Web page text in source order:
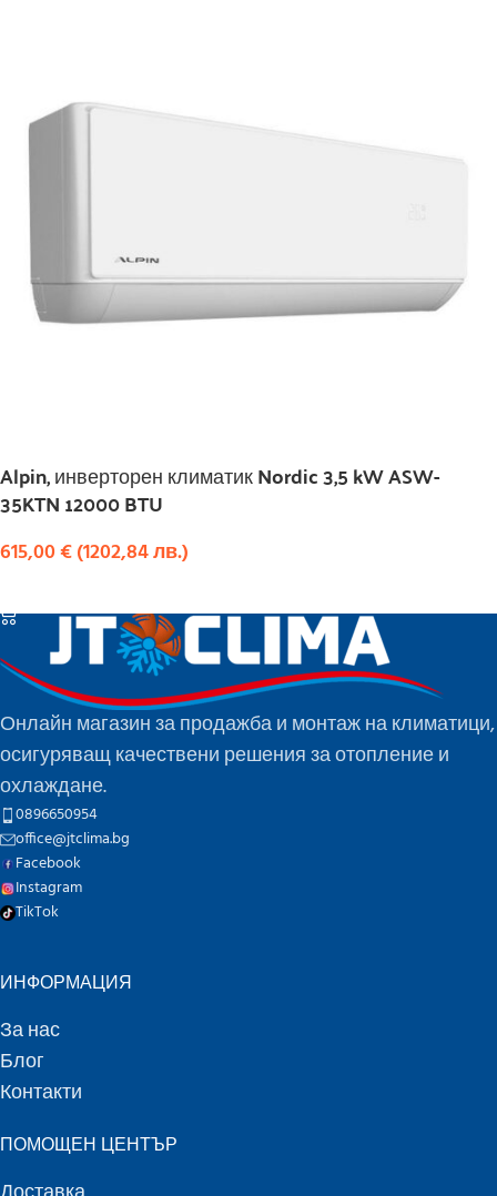
Alpin, инверторен климатик Nordic 3,5 kW ASW-
35KTN 12000 BTU
615,00€(1202,84лв.)
Онлайн магазин за продажба и монтаж на климатици,
осигуряващ качествени решения за отопление и
охлаждане.
0896650954
office@jtclima.bg
Facebook
Instagram
TikTok
ИНФОРМАЦИЯ
За нас
Блог
Контакти
ПОМОЩЕН ЦЕНТЪР